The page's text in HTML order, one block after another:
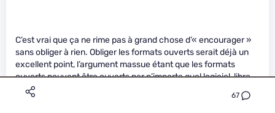
67
C’est vrai que ça ne rime pas à grand chose d’« encourager »
sans obliger à rien. Obliger les formats ouverts serait déjà un
excellent point, l’argument massue étant que les formats
ouverts peuvent être ouverts par n’importe quel logiciel, libre
ou propriétaire…